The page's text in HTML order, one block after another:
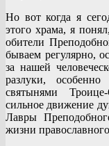
Но вот когда я
этого храма, я
обители
бываем регулярно,
за нашей
разлуки,
святынями
сильное движение
Лавры
жизни